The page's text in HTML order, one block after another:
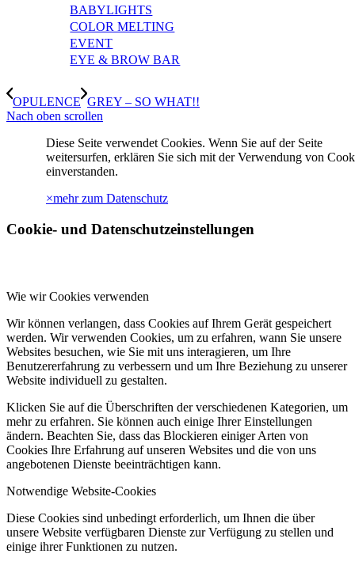
BABYLIGHTS
COLOR MELTING
EVENT
EYE & BROW BAR
OPULENCE GREY – SO WHAT!!
Nach oben scrollen
Diese Seite verwendet Cookies. Wenn Sie auf der Seite
weitersurfen, erklären Sie sich mit der Verwendung von
einverstanden.
×mehr zum Datenschutz
Cookie- und Datenschutzeinstellungen
Wie wir Cookies verwenden
Wir können verlangen, dass Cookies auf Ihrem Gerät gespeichert
werden. Wir verwenden Cookies, um zu erfahren, wann Sie unsere
Websites besuchen, wie Sie mit uns interagieren, um Ihre
Benutzererfahrung zu verbessern und um Ihre Beziehung zu unserer
Website individuell zu gestalten.
Klicken Sie auf die Überschriften der verschiedenen Kategorien, um
mehr zu erfahren. Sie können auch einige Ihrer Einstellungen
ändern. Beachten Sie, dass das Blockieren einiger Arten von
Cookies Ihre Erfahrung auf unseren Websites und die von uns
angebotenen Dienste beeinträchtigen kann.
Notwendige Website-Cookies
Diese Cookies sind unbedingt erforderlich, um Ihnen die über
unsere Website verfügbaren Dienste zur Verfügung zu stellen und
einige ihrer Funktionen zu nutzen.